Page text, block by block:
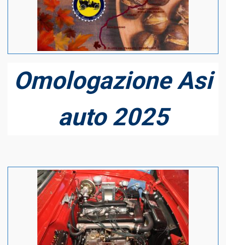
Omologazione Asi
auto 2025